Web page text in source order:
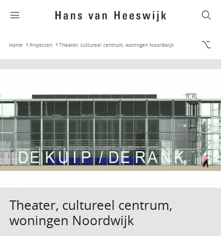
Home Projecten Theater, cultureel centrum, woningen Noordwijk
Theater, cultureel centrum,
woningen Noordwijk